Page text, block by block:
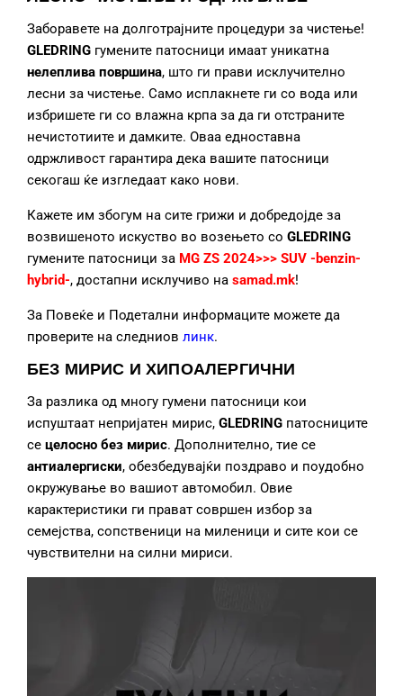
Заборавете на долготрајните процедури за чистење!
GLEDRING гумените патосници имаат уникатна
нелеплива површина, што ги прави исклучително
лесни за чистење. Само исплакнете ги со вода или
избришете ги со влажна крпа за да ги отстраните
нечистотиите и дамките. Оваа едноставна
одржливост гарантира дека вашите патосници
секогаш ќе изгледаат како нови.
Кажете им збогум на сите грижи и добредојде за
возвишеното искуство во возењето со GLEDRING
гумените патосници за MG ZS 2024>>> SUV -benzin-
hybrid-, достапни исклучиво на samad.mk!
За Повеќе и Подетални информаците можете да
проверите на следниов линк.
БЕЗ МИРИС И ХИПОАЛЕРГИЧНИ
За разлика од многу гумени патосници кои
испуштаат непријатен мирис, GLEDRING патосниците
се целосно без мирис. Дополнително, тие се
антиалергиски, обезбедувајќи поздраво и поудобно
окружување во вашиот автомобил. Овие
карактеристики ги прават совршен избор за
семејства, сопственици на миленици и сите кои се
чувствителни на силни мириси.